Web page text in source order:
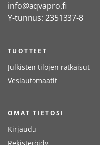
info@aqvapro.fi
Y-tunnus: 2351337-8
TUOTTEET
Julkisten tilojen ratkaisut
Vesiautomaatit
OMAT TIETOSI
Kirjaudu
Rekisteröidy